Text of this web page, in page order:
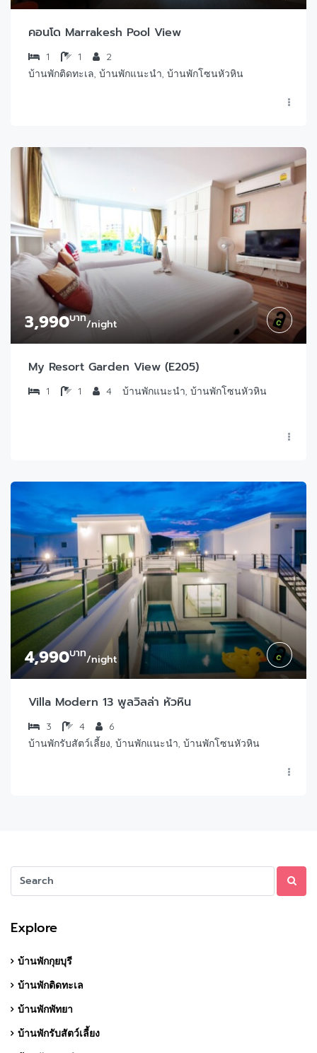
คอนโด Marrakesh Pool View
1 1
2
บ้านพักติดทะเล, บ้านพักแนะนำ, บ้านพักโซนหัวหิน
3,990บาท/night
My Resort Garden View (E205)
1 1 4 บ้านพักแนะนำ, บ้านพักโซนหัวหิน
4,990บาท/night
Villa Modern 13 พูลวิลล่า หัวหิน
3 4
6
บ้านพักรับสัตว์เลี้ยง, บ้านพักแนะนำ, บ้านพักโซนหัวหิน
Explore
บ้านพักกุยบุรี
บ้านพักติดทะเล
บ้านพักพัทยา
บ้านพักรับสัตว์เลี้ยง